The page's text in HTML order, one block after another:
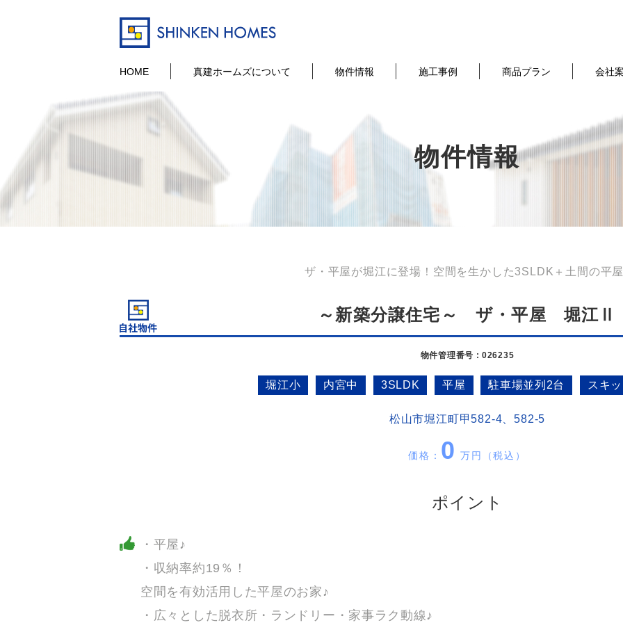
HOME 真建ホームズについて 物件情報 施工事例 商品プラン 会社
物件情報
ザ・平屋が堀江に登場！空間を生かした3SLDK＋土間の平
～新築分譲住宅～ ザ・平屋 堀江Ⅱ
物件管理番号 : 026235
堀江小 内宮中 3SLDK 平屋 駐車場並列2台 スキ
松山市堀江町甲582-4、582-5
価格： 0 万円（税込）
ポイント
・平屋♪
・収納率約19％！
空間を有効活用した平屋のお家♪
・広々とした脱衣所・ランドリー・家事ラク動線♪